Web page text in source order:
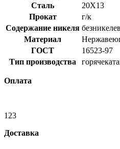
Сталь
20Х13
Прокат
г/к
Содержание никеля
Материал
ГОСТ
16523-97
Тип производства
Оплата
123
Доставка